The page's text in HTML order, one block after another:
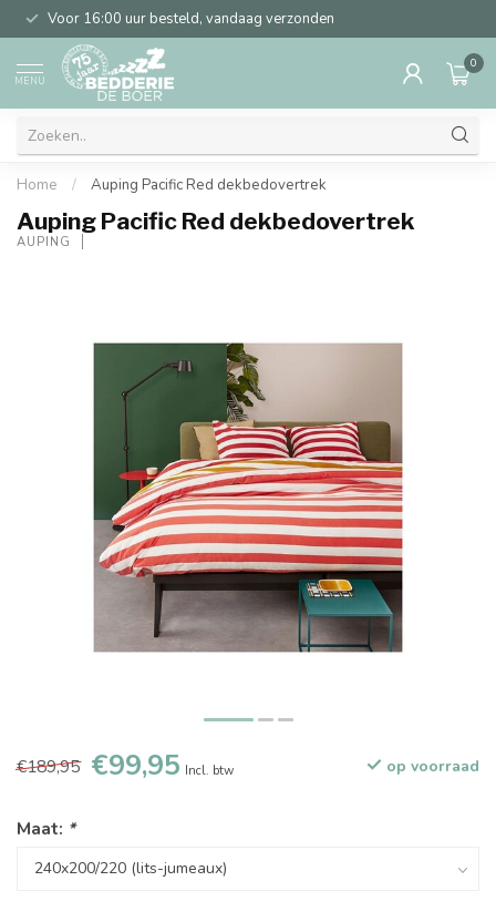
Voor 16:00 uur besteld, vandaag verzonden
MENU
0
Home / Auping Pacific Red dekbedovertrek
Auping Pacific Red dekbedovertrek
AUPING
€189,95 €99,95 Incl. btw op voorraad
Maat: *